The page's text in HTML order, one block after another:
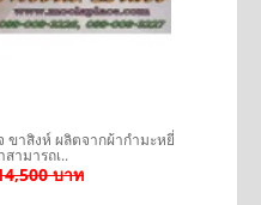
ขาสิงห์ ผลิตจากผ้ากำมะหยี่
ามารถเ..
บาท